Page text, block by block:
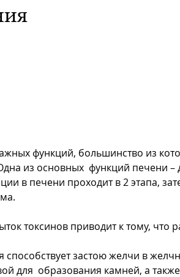
функций, большинство из
из основных  функций печени –
в печени проходит в 2 этапа,
токсинов приводит к тому, что
способствует застою желчи в
для  образования камней, а